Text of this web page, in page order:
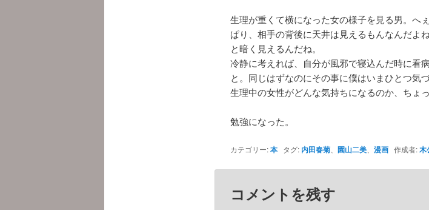
生理が重くて横になった女の様子を見る男。へ
ぱり、相手の背後に天井は見えるもんなんだよ
と暗く見えるんだね。
冷静に考えれば、自分が風邪で寝込んだ時に看
と。同じはずなのにその事に僕はいまひとつ気
生理中の女性がどんな気持ちになるのか、ちょ
勉強になった。
カテゴリー:本タグ: 内田春菊、 園山二美、 漫画作成者:木
コメントを残す